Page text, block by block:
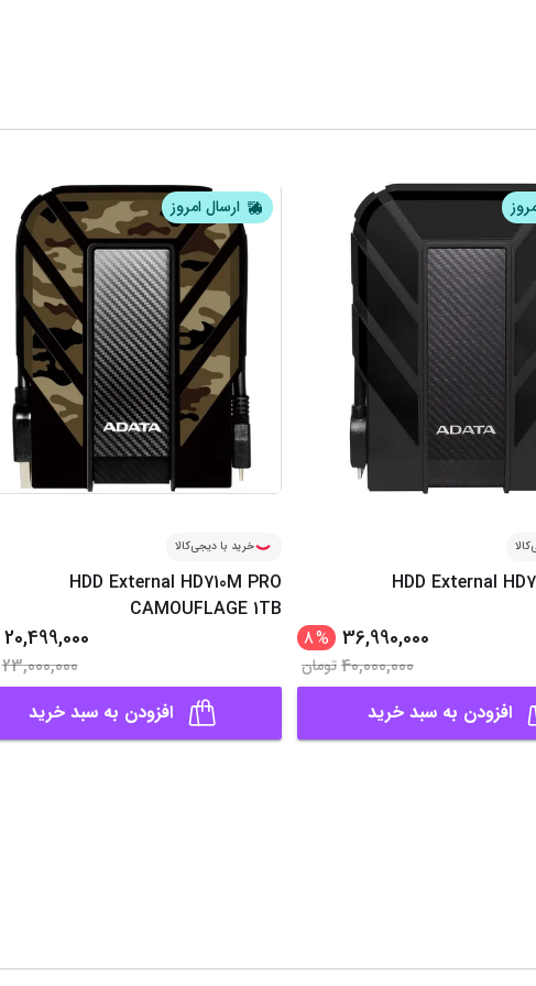
HDD External
36,990,000
%
8
40,000,000تومان
افزودن به سبد خرید
ارسال امروز
خرید با دیجی‌کالا
HDD External HD710M PRO
CAMOUFLAGE 1TB
20,499,000
23,000,000
افزودن به سبد خرید